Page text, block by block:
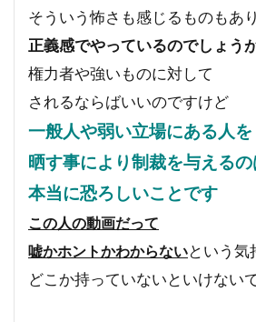
そういう怖さも感じるものもあ
正義感でやっているのでしょう
権力者や強いものに対して
されるならばいいのですけど
一般人や弱い立場にある人を
晒す事により制裁を与えるの
本当に恐ろしいことです
この人の動画だって
嘘かホントかわからないという気
どこか持っていないといけない